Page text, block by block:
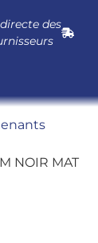
des
NOIR MAT